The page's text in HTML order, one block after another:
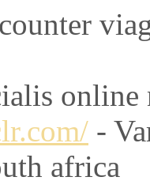
online
-
africa